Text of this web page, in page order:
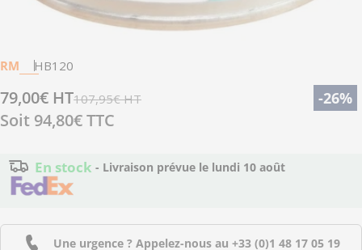
RM HB120
Prix
vente
79,00€ HT
Prix
107,95€ HT -26%
Soit 94,80€TTC
En stock - Livraison prévue le lundi 10 août
Une urgence ? Appelez-nous au +33 (0)1 48 17 05 19